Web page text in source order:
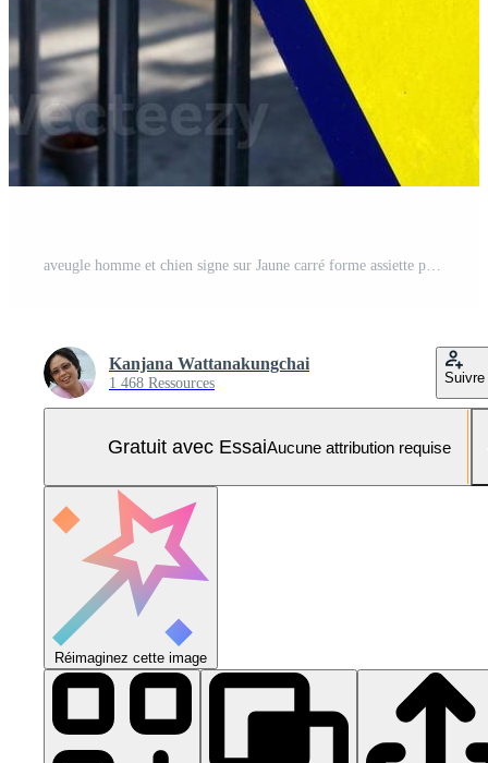
aveugle homme et chien signe sur Jaune carré forme assiette pendaison sur peint noir métal porte de pubien parc. à côté de voir. Photo Pro
Kanjana Wattanakungchai
1 468 Ressources Suivre
Gratuit avec EssaiAucune attribution requise
Réimaginez cette image